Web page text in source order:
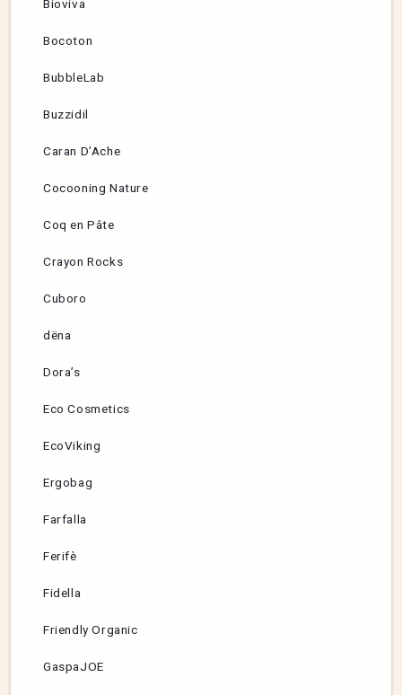
Bioviva
Bocoton
BubbleLab
Buzzidil
Caran D’Ache
Cocooning Nature
Coq en Pâte
Crayon Rocks
Cuboro
dëna
Dora’s
Eco Cosmetics
EcoViking
Ergobag
Farfalla
Ferifè
Fidella
Friendly Organic
GaspaJOE